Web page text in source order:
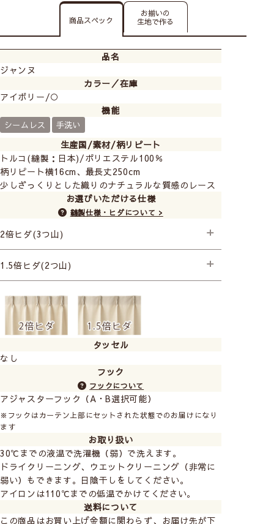
商品スペック
お揃いの
生地で作る
品名
ジャンヌ
カラー／在庫
アイボリー/○
機能
シームレス 手洗い
生産国/素材/柄リピート
トルコ(縫製：日本)/ポリエステル100％
柄リピート横16cm、最長丈250cm
少しざっくりとした織りのナチュラルな質感のレース
お選びいただける仕様
縫製仕様・ヒダについて >
2倍ヒダ(3つ山)
├プレミアム縫製
1.5倍ヒダ(2つ山)
タッセル
なし
フック
フックについて
アジャスターフック（A・B選択可能）
※フックはカーテン上部にセットされた状態でのお届けになり
ます
お取り扱い
30℃までの液温で洗濯機（弱）で洗えます。
ドライクリーニング、ウエットクリーニング（非常に
弱い）もできます。日陰干しをしてください。
アイロンは110℃までの低温でかけてください。
送料について
この商品はお買い上げ金額に関わらず、お届け先が下